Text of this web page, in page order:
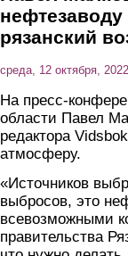
рязанский
среда, 12 октября,
На пресс-
области Павел
редактора
атмосферу.
«Источников
выбросов, это
всевозможными
правительства